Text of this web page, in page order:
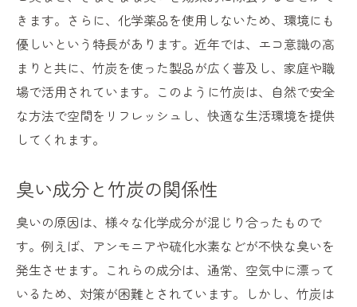
きます。さらに、化学薬品を使用しないため、環境にも
優しいという特長があります。近年では、エコ意識の高
まりと共に、竹炭を使った製品が広く普及し、家庭や職
場で活用されています。このように竹炭は、自然で安全
な方法で空間をリフレッシュし、快適な生活環境を提供
してくれます。
臭い成分と竹炭の関係性
臭いの原因は、様々な化学成分が混じり合ったもので
す。例えば、アンモニアや硫化水素などが不快な臭いを
発生させます。これらの成分は、通常、空気中に漂って
いるため、対策が困難とされています。しかし、竹炭は